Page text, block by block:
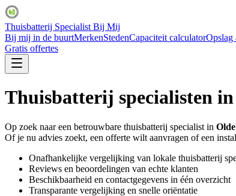
Thuisbatterij Specialist Bij Mij
Bij mij in de buurtMerkenStedenCapaciteit calculatorOpslag
Gratis offertes
Thuisbatterij specialisten in
Op zoek naar een betrouwbare thuisbatterij specialist in
Of je nu advies zoekt, een offerte wilt aanvragen of een
Onafhankelijke vergelijking van lokale thuisbatterij
Reviews en beoordelingen van echte klanten
Beschikbaarheid en contactgegevens in één overzicht
Transparante vergelijking en snelle oriëntatie